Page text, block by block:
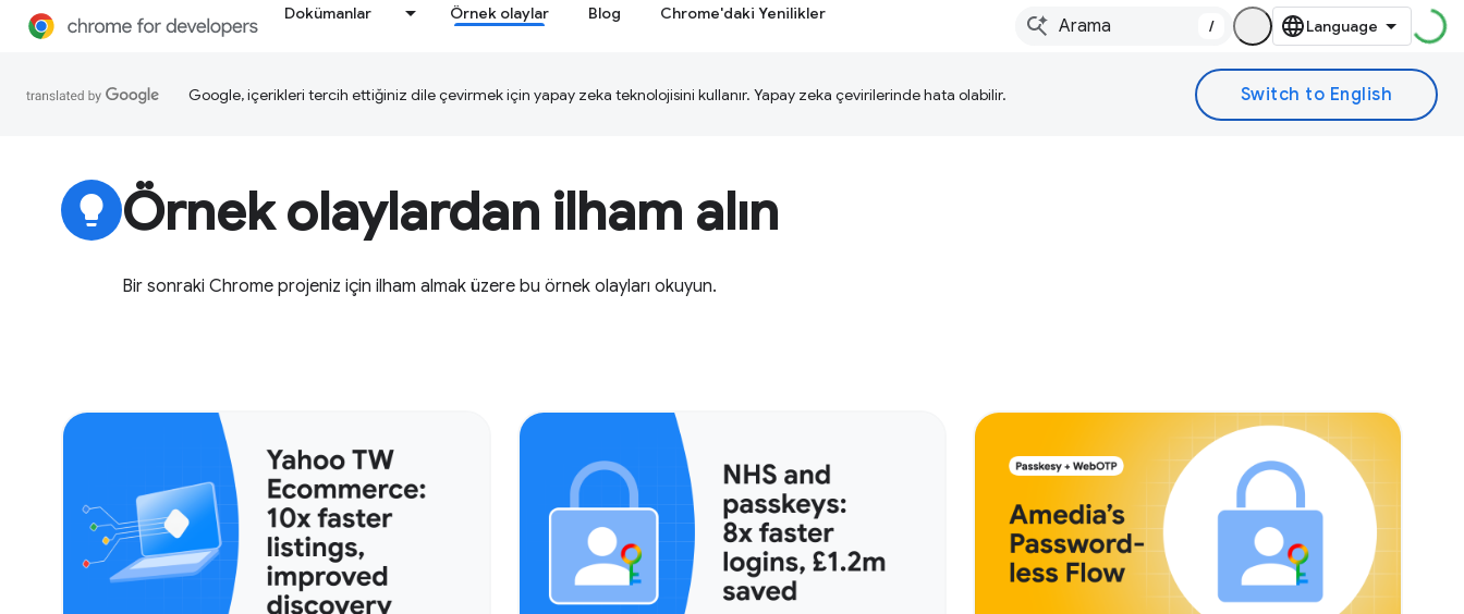
Dokümanlar Örnek olaylar Blog Chrome'daki Yenilikler
/
Google, içerikleri tercih ettiğiniz dile çevirmek için yapay zeka teknolojisini kullanır. Yapay zeka çevirilerinde hata olabilir.
lightbulb Örnek olaylardan ilham alın
Bir sonraki Chrome projeniz için ilham almak üzere bu örnek olayları okuyun.